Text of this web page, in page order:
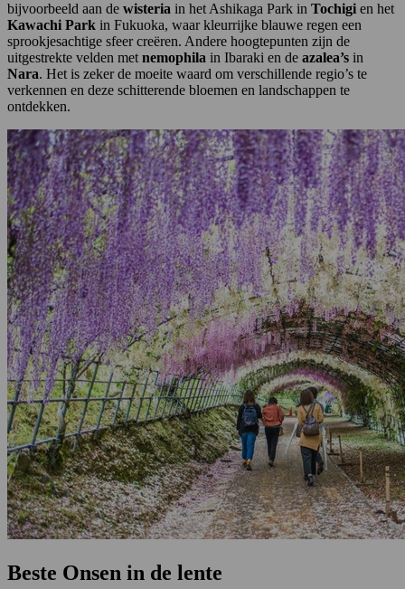
bijvoorbeeld aan de wisteria in het Ashikaga Park in Tochigi en het
Kawachi Park in Fukuoka, waar kleurrijke blauwe regen een
sprookjesachtige sfeer creëren. Andere hoogtepunten zijn de
uitgestrekte velden met nemophila in Ibaraki en de azalea’s in
Nara. Het is zeker de moeite waard om verschillende regio’s te
verkennen en deze schitterende bloemen en landschappen te
ontdekken.
Beste Onsen in de lente